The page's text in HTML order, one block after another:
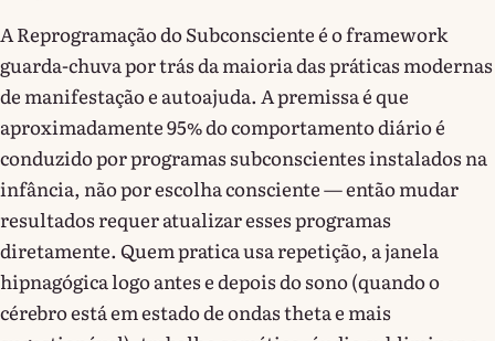
A Reprogramação do Subconsciente é o framework
guarda-chuva por trás da maioria das práticas modernas
de manifestação e autoajuda. A premissa é que
aproximadamente 95% do comportamento diário é
conduzido por programas subconscientes instalados na
infância, não por escolha consciente — então mudar
resultados requer atualizar esses programas
diretamente. Quem pratica usa repetição, a janela
hipnagógica logo antes e depois do sono (quando o
cérebro está em estado de ondas theta e mais